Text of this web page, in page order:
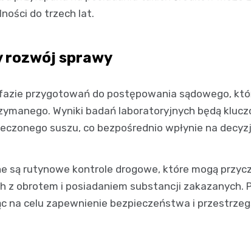
do trzech lat.
rozwój sprawy
przygotowań do postępowania sądowego,
Wyniki badań laboratoryjnych będą
suszu, co bezpośrednio wpłynie na
są rutynowe kontrole drogowe, które mogą
z obrotem i posiadaniem substancji zakazanych.
na celu zapewnienie bezpieczeństwa i